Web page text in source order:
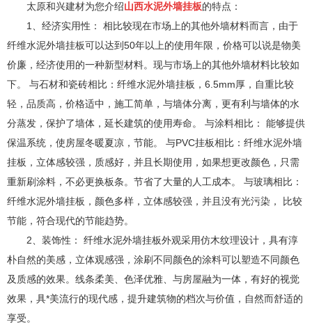
太原和兴建材为您介绍山西水泥外墙挂板的特点：
1、经济实用性： 相比较现在市场上的其他外墙材料而言，由于
纤维水泥外墙挂板可以达到50年以上的使用年限，价格可以说是物美
价廉，经济使用的一种新型材料。现与市场上的其他外墙材料比较如
下。 与石材和瓷砖相比：纤维水泥外墙挂板，6.5mm厚，自重比较
轻，品质高，价格适中，施工简单，与墙体分离，更有利与墙体的水
分蒸发，保护了墙体，延长建筑的使用寿命。 与涂料相比： 能够提供
保温系统，使房屋冬暖夏凉，节能。 与PVC挂板相比：纤维水泥外墙
挂板，立体感较强，质感好，并且长期使用，如果想更改颜色，只需
重新刷涂料，不必更换板条。节省了大量的人工成本。 与玻璃相比：
纤维水泥外墙挂板，颜色多样，立体感较强，并且没有光污染， 比较
节能，符合现代的节能趋势。
2、装饰性： 纤维水泥外墙挂板外观采用仿木纹理设计，具有淳
朴自然的美感，立体观感强，涂刷不同颜色的涂料可以塑造不同颜色
及质感的效果。线条柔美、色泽优雅、与房屋融为一体，有好的视觉
效果，具*美流行的现代感，提升建筑物的档次与价值，自然而舒适的
享受。